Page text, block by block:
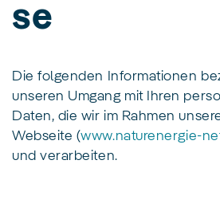
se
Die folgenden Informationen
unseren Umgang mit Ihren
Daten, die wir im Rahmen
Webseite (www.naturenergie-
und verarbeiten.